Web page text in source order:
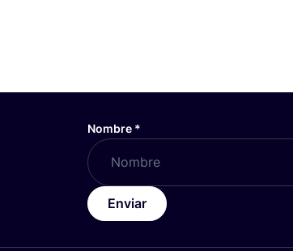
Nombre *
Enviar